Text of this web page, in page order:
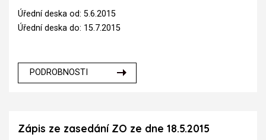
Úřední deska od: 5.6.2015
Úřední deska do: 15.7.2015
PODROBNOSTI
Zápis ze zasedání ZO ze dne 18.5.2015